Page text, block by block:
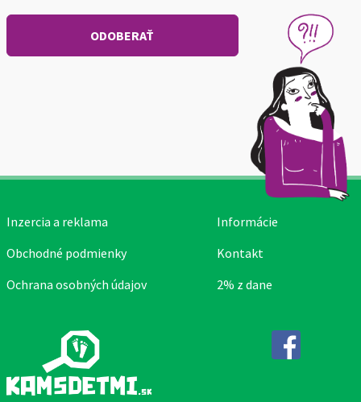
Inzercia a reklama
Obchodné podmienky
Ochrana osobných údajov
Informácie
Kontakt
2% z dane